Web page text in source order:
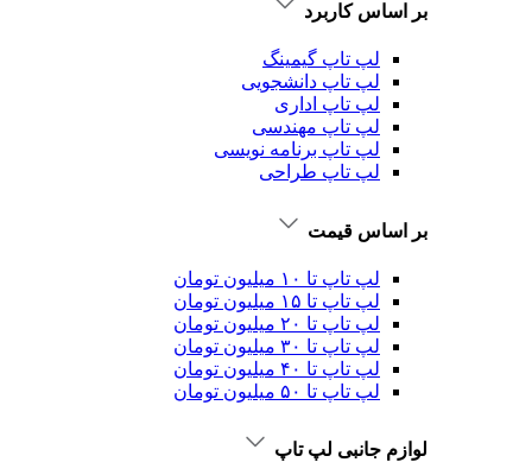
بر اساس کاربرد
لپ تاپ گیمینگ
لپ تاپ دانشجویی
لپ تاپ اداری
لپ تاپ مهندسی
لپ تاپ برنامه نویسی
لپ تاپ طراحی
بر اساس قیمت
لپ تاپ تا ۱۰ میلیون تومان
لپ تاپ تا ۱۵ میلیون تومان
لپ تاپ تا ۲۰ میلیون تومان
لپ تاپ تا ۳۰ میلیون تومان
لپ تاپ تا ۴۰ میلیون تومان
لپ تاپ تا ۵۰ میلیون تومان
لوازم جانبی لپ تاپ